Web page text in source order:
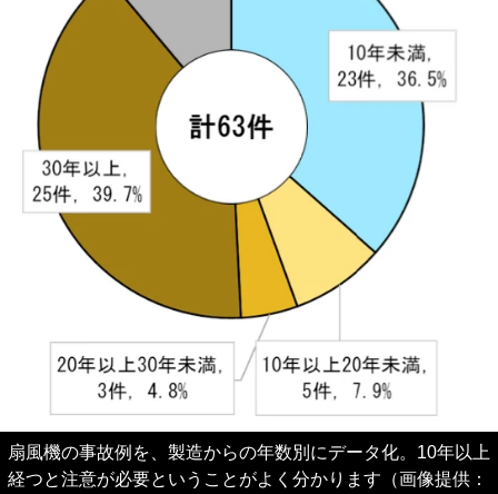
扇風機の事故例を、製造からの年数別にデータ化。10年以上
経つと注意が必要ということがよく分かります（画像提供：